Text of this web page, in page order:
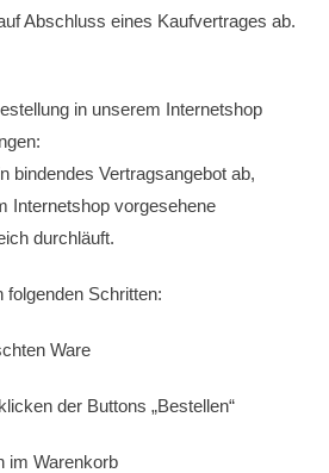
Abschluss eines Kaufvertrages ab.
in unserem Internetshop
bindendes Vertragsangebot ab,
Internetshop vorgesehene
durchläuft.
folgenden Schritten:
Ware
der Buttons „Bestellen“
im Warenkorb